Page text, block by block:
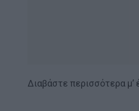
Διαβάστε περισσότερα μ’